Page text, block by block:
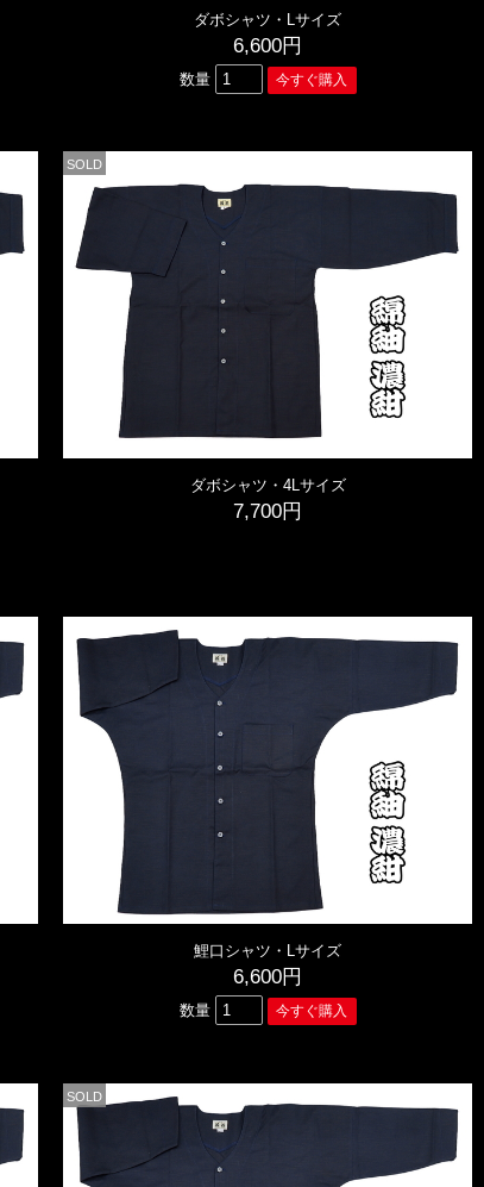
ダボシャツ・Lサイズ
6,600円
数量
SOLD
ダボシャツ・4Lサイズ
7,700円
鯉口シャツ・Lサイズ
6,600円
数量
SOLD